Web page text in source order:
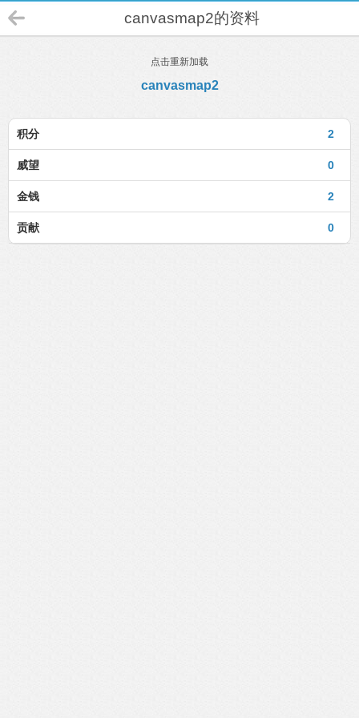
canvasmap2的资料
点击重新加载
canvasmap2
2
积分
0
威望
2
金钱
0
贡献